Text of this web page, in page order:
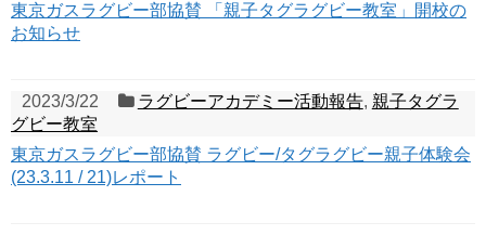
東京ガスラグビー部協賛 「親子タグラグビー教室」開校の
お知らせ
2023/3/22 ラグビーアカデミー活動報告, 親子タグラ
グビー教室
東京ガスラグビー部協賛 ラグビー/タグラグビー親子体験会
(23.3.11 / 21)レポート